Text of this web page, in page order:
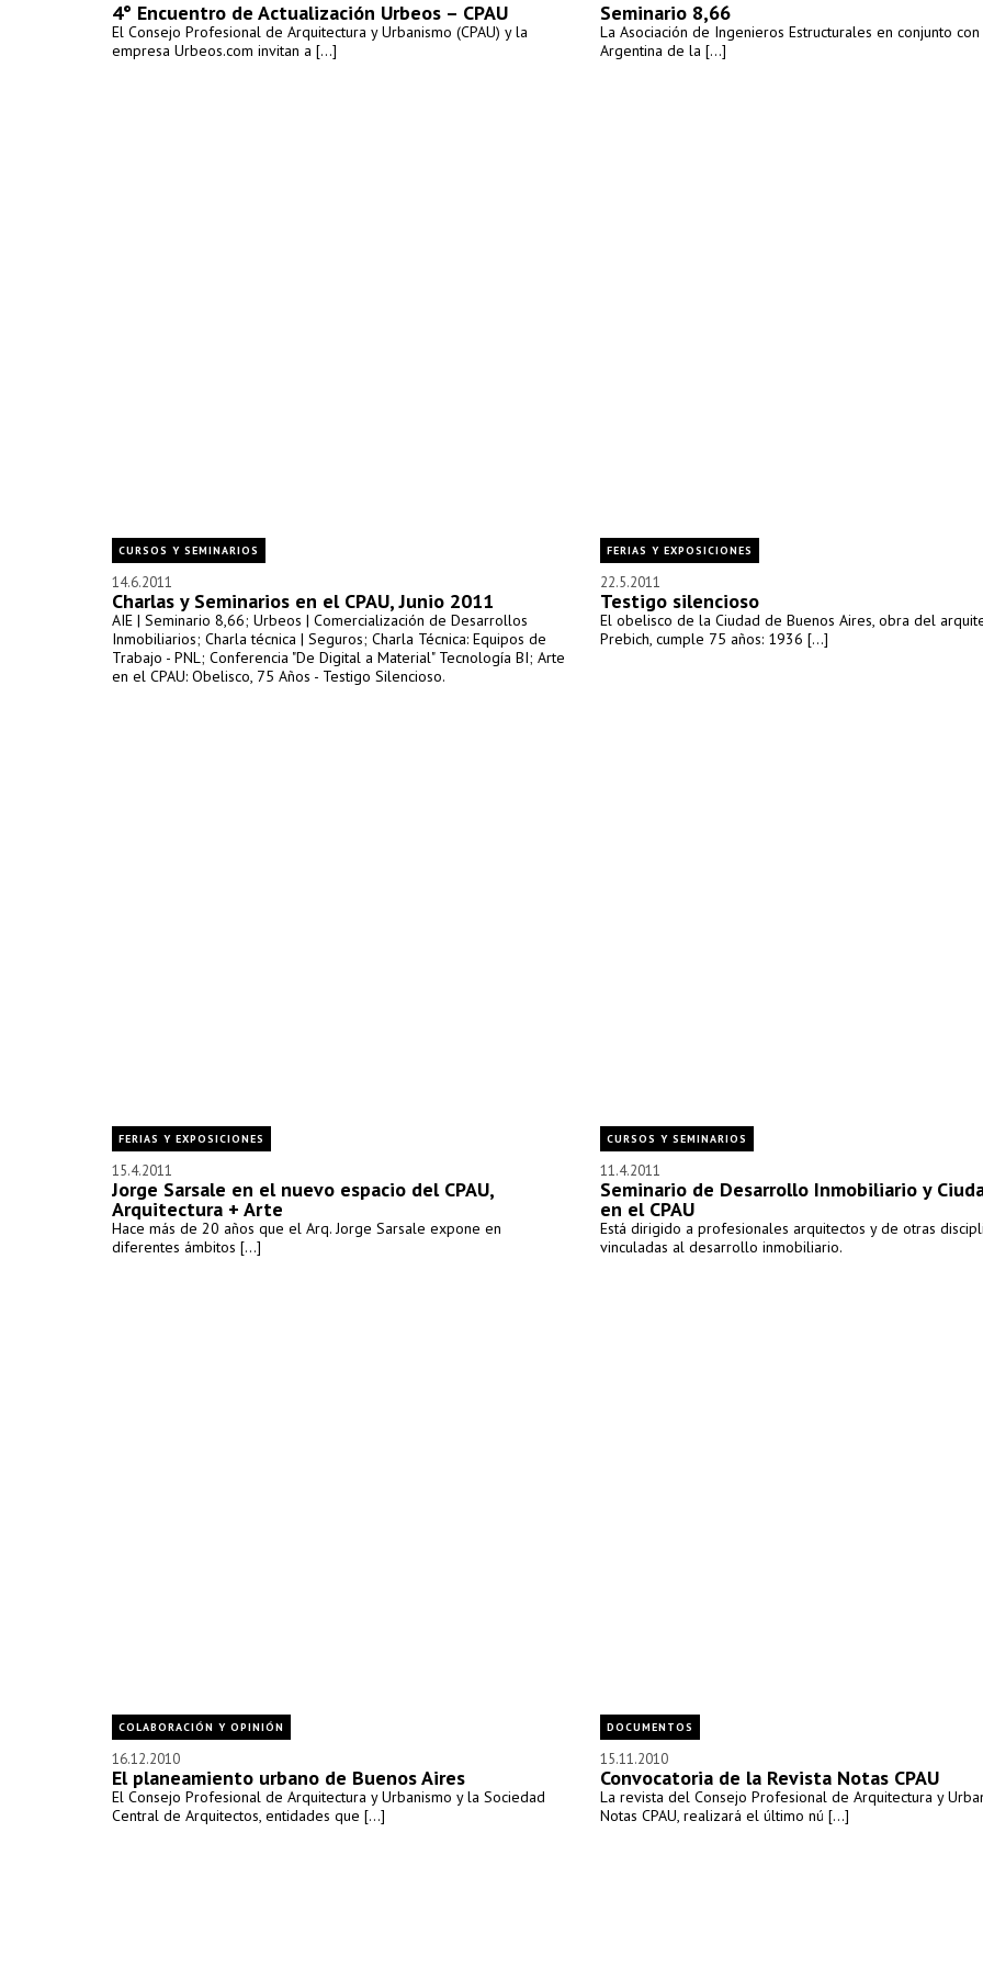
4° Encuentro de Actualización Urbeos – CPAU
El Consejo Profesional de Arquitectura y Urbanismo (CPAU) y la
empresa Urbeos.com invitan a [...]
Seminario 8,66
La Asociación de Ingenieros Estructurales en conjunto
Argentina de la [...]
CURSOS Y SEMINARIOS
14.6.2011
Charlas y Seminarios en el CPAU, Junio 2011
AIE | Seminario 8,66; Urbeos | Comercialización de Desarrollos
Inmobiliarios; Charla técnica | Seguros; Charla Técnica: Equipos de
Trabajo - PNL; Conferencia "De Digital a Material" Tecnología BI; Arte
en el CPAU: Obelisco, 75 Años - Testigo Silencioso.
FERIAS Y EXPOSICIONES
22.5.2011
Testigo silencioso
El obelisco de la Ciudad de Buenos Aires, obra del
Prebich, cumple 75 años: 1936 [...]
FERIAS Y EXPOSICIONES
15.4.2011
Jorge Sarsale en el nuevo espacio del CPAU,
Arquitectura + Arte
Hace más de 20 años que el Arq. Jorge Sarsale expone en
diferentes ámbitos [...]
CURSOS Y SEMINARIOS
11.4.2011
Seminario de Desarrollo Inmobiliario y
en el CPAU
Está dirigido a profesionales arquitectos y de otras
vinculadas al desarrollo inmobiliario.
COLABORACIÓN Y OPINIÓN
16.12.2010
El planeamiento urbano de Buenos Aires
El Consejo Profesional de Arquitectura y Urbanismo y la Sociedad
Central de Arquitectos, entidades que [...]
DOCUMENTOS
15.11.2010
Convocatoria de la Revista Notas CPAU
La revista del Consejo Profesional de Arquitectura y
Notas CPAU, realizará el último nú [...]